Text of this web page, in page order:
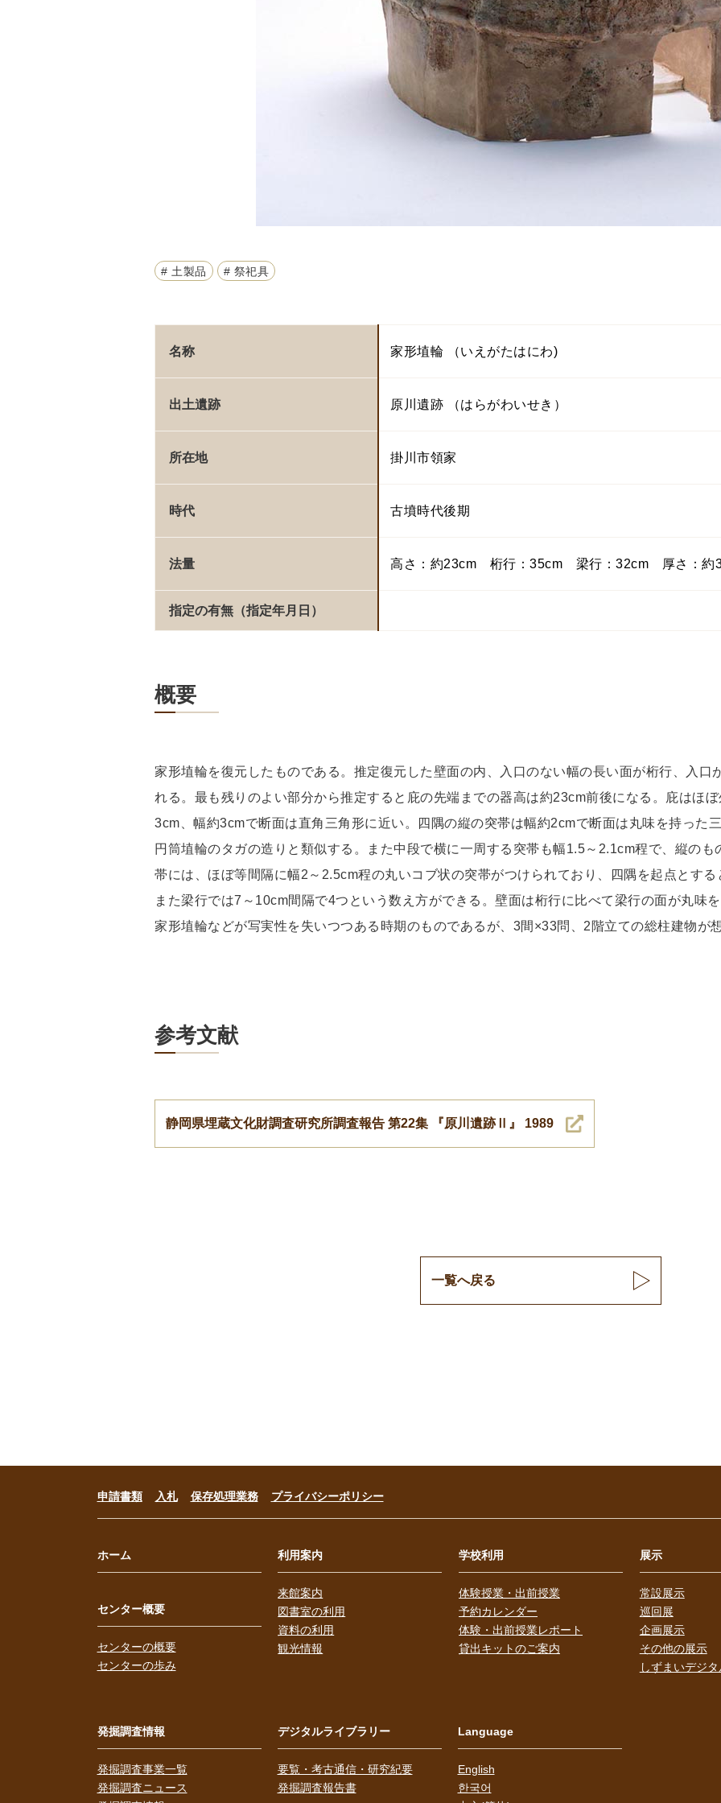
# 土製品 # 祭祀具
名称 家形埴輪 （いえがたはにわ)
出土遺跡 原川遺跡 （はらがわいせき）
所在地 掛川市領家
時代 古墳時代後期
法量 高さ：約23cm 桁行：35cm 梁行：32cm 厚さ：約
指定の有無（指定年月日）
概要
家形埴輪を復元したものである。推定復元した壁面の内、入口のない幅の長い面が桁行、入口
れる。最も残りのよい部分から推定すると庇の先端までの器高は約23cm前後になる。庇はほ
3cm、幅約3cmで断面は直角三角形に近い。四隅の縦の突帯は幅約2cmで断面は丸味を持った
円筒埴輪のタガの造りと類似する。また中段で横に一周する突帯も幅1.5～2.1cm程で、縦の
帯には、ほぼ等間隔に幅2～2.5cm程の丸いコブ状の突帯がつけられており、四隅を起点とす
また梁行では7～10cm間隔で4つという数え方ができる。壁面は桁行に比べて梁行の面が丸味
家形埴輪などが写実性を失いつつある時期のものであるが、3間×33問、2階立ての総柱建物が
参考文献
静岡県埋蔵文化財調査研究所調査報告 第22集 『原川遺跡Ⅱ』 1989
一覧へ戻る
申請書類 入札 保存処理業務 プライバシーポリシー
ホーム
センター概要
センターの概要
センターの歩み
利用案内
来館案内
図書室の利用
資料の利用
観光情報
学校利用
体験授業・出前授業
予約カレンダー
体験・出前授業レポート
貸出キットのご案内
展示
常設展示
巡回展
企画展示
その他の展示
しずまいデジ
発掘調査情報
発掘調査事業一覧
発掘調査ニュース
デジタルライブラリー
要覧・考古通信・研究紀要
発掘調査報告書
Language
English
한국어